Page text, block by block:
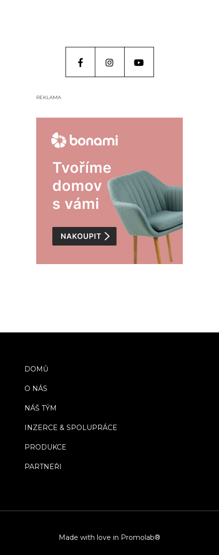
REKLAMA
DOMŮ
O NÁS
NÁŠ TÝM
INZERCE & SPOLUPRÁCE
PRODUKCE
PARTNEŘI
Made with love in Promolab®